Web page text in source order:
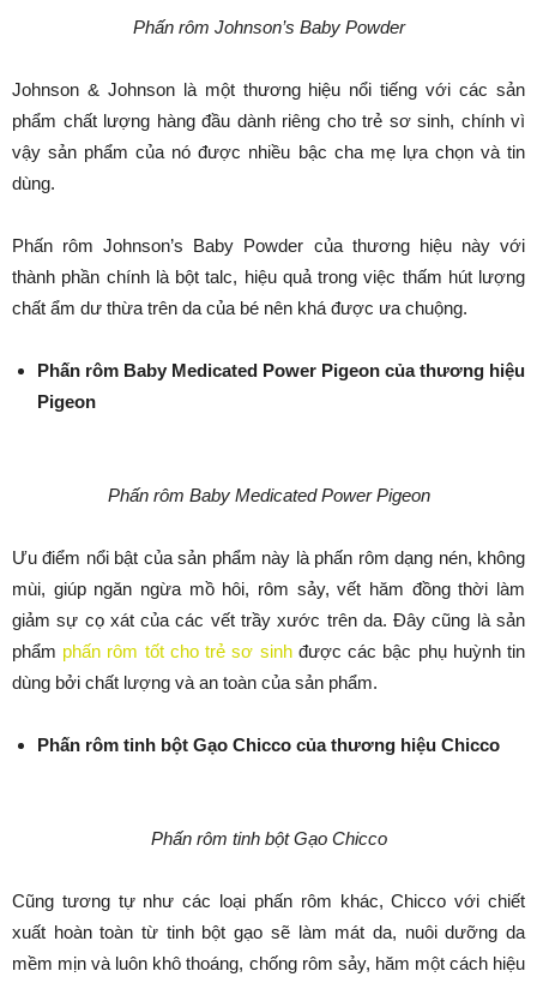
Phấn rôm Johnson’s Baby Powder
Johnson & Johnson là một thương hiệu nổi tiếng với các sản
phẩm chất lượng hàng đầu dành riêng cho trẻ sơ sinh, chính vì
vậy sản phẩm của nó được nhiều bậc cha mẹ lựa chọn và tin
dùng.
Phấn rôm Johnson’s Baby Powder của thương hiệu này với
thành phần chính là bột talc, hiệu quả trong việc thấm hút lượng
chất ẩm dư thừa trên da của bé nên khá được ưa chuộng.
Phấn rôm Baby Medicated Power Pigeon của thương hiệu
Pigeon
Phấn rôm Baby Medicated Power Pigeon
Ưu điểm nổi bật của sản phẩm này là phấn rôm dạng nén, không
mùi, giúp ngăn ngừa mồ hôi, rôm sảy, vết hăm đồng thời làm
giảm sự cọ xát của các vết trầy xước trên da. Đây cũng là sản
phẩm phấn rôm tốt cho trẻ sơ sinhđược các bậc phụ huỳnh tin
dùng bởi chất lượng và an toàn của sản phẩm.
Phấn rôm tinh bột Gạo Chicco của thương hiệu Chicco
Phấn rôm tinh bột Gạo Chicco
Cũng tương tự như các loại phấn rôm khác, Chicco với chiết
xuất hoàn toàn từ tinh bột gạo sẽ làm mát da, nuôi dưỡng da
mềm mịn và luôn khô thoáng, chống rôm sảy, hăm một cách hiệu